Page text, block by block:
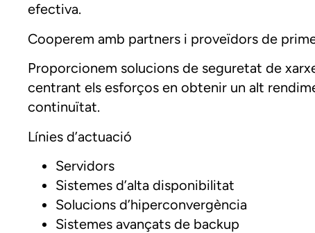
efectiva.
Cooperem amb partners i proveïdors de
Proporcionem solucions de seguretat de
centrant els esforços en obtenir un alt
continuïtat.
Línies d’actuació
Servidors
Sistemes d’alta disponibilitat
Solucions d’hiperconvergència
Sistemes avançats de backup